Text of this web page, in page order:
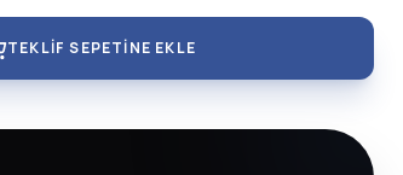
TEKLIF SEPETINE EKLE